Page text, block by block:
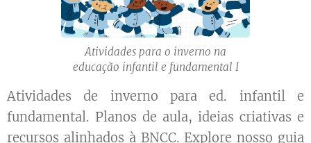
Atividades para o inverno na
educação infantil e fundamental I
Atividades de inverno para ed. infantil e
fundamental. Planos de aula, ideias criativas e
recursos alinhados à BNCC. Explore nosso guia